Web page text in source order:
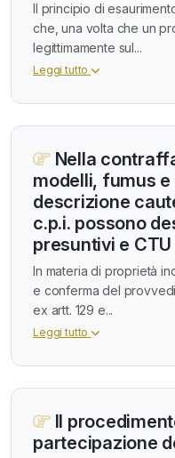
Il principio di
che, una volta che un
legittimamente sul...
Leggi tutto
Nella
modelli, fumus
descrizione
c.p.i. possono
presuntivi e CTU
In materia di proprietà
e conferma del
ex artt. 129 e...
Leggi tutto
Il
partecipazione